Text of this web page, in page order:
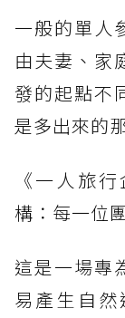
一般的單人
由夫妻、家
發的起點不
是多出來的
《一人旅
構：每一位
這是一場專
易產生自